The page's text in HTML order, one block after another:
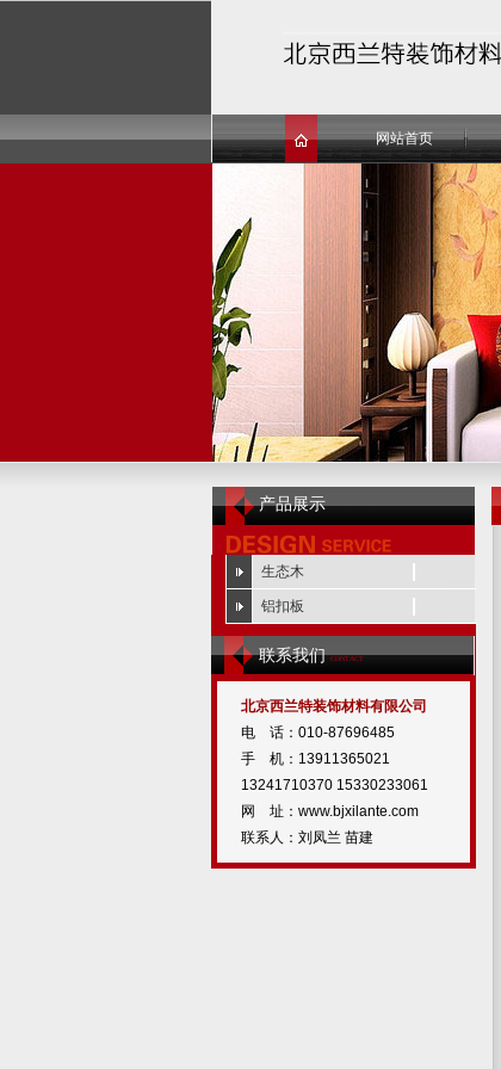
网站首页
产品展示
生态木
铝扣板
联系我们CONTACT
北京西兰特装饰材料有限公司
电 话：010-87696485
手 机：13911365021
13241710370 15330233061
网 址：www.bjxilante.com
联系人：刘凤兰 苗建